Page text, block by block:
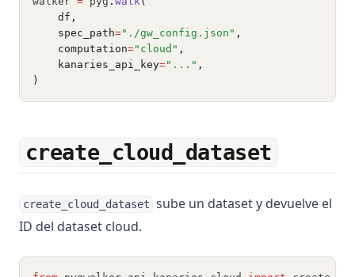
    df,
    spec_path
="./gw_config.json" ,
    computation
="cloud" ,
    kanaries_api_key
="..." ,
)
create_cloud_dataset
create_cloud_dataset sube un dataset y devuelve el
ID del dataset cloud.